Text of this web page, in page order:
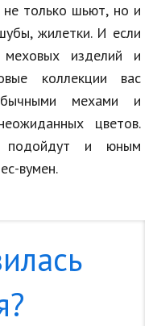
только шьют, но и
жилетки. И если
меховых изделий и
коллекции вас
мехами и
цветов.
подойдут и юным
вумен.